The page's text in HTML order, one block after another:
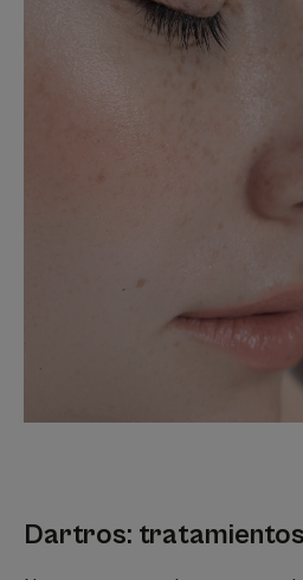
Dartros: tratamientos